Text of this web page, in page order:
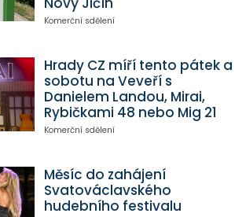
Komerční sdělení
Hrady CZ míří tento pátek a
sobotu na Veveří s
Danielem Landou, Mirai,
Rybičkami 48 nebo Mig 21
Komerční sdělení
Měsíc do zahájení
Svatováclavského
hudebního festivalu